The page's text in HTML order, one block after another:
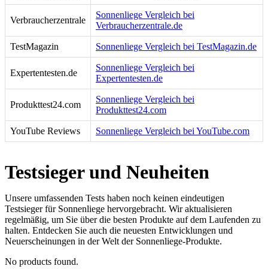
Verbraucherzentrale
Sonnenliege Vergleich bei
Verbraucherzentrale.de
TestMagazin Sonnenliege Vergleich bei TestMagazin.de
Expertentesten.de
Sonnenliege Vergleich bei
Expertentesten.de
Produkttest24.com
Sonnenliege Vergleich bei
Produkttest24.com
YouTube Reviews Sonnenliege Vergleich bei YouTube.com
Testsieger und Neuheiten
Unsere umfassenden Tests haben noch keinen eindeutigen
Testsieger für Sonnenliege hervorgebracht. Wir aktualisieren
regelmäßig, um Sie über die besten Produkte auf dem Laufenden zu
halten. Entdecken Sie auch die neuesten Entwicklungen und
Neuerscheinungen in der Welt der Sonnenliege-Produkte.
No products found.